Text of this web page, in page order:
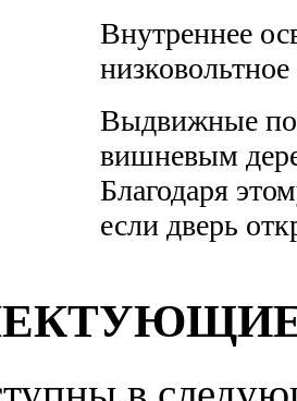
Внутреннее
Выдвижные
вишневым
Благодаря
если дверь